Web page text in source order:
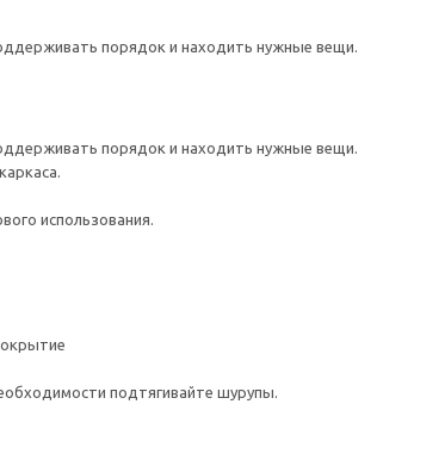
порядок и находить нужные вещи.
порядок и находить нужные вещи.
использования.
подтягивайте шурупы.